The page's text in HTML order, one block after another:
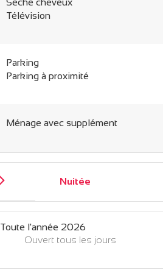
Sèche cheveux
Télévision
Parking
Parking à proximité
Ménage avec supplément
Nuitée
Toute l'année 2026
Ouvert tous les jours